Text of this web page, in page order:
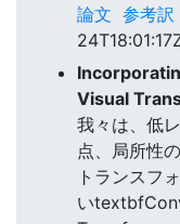
論文 参考訳
Visual
我々は、低
点、局所性
トランスフ
い